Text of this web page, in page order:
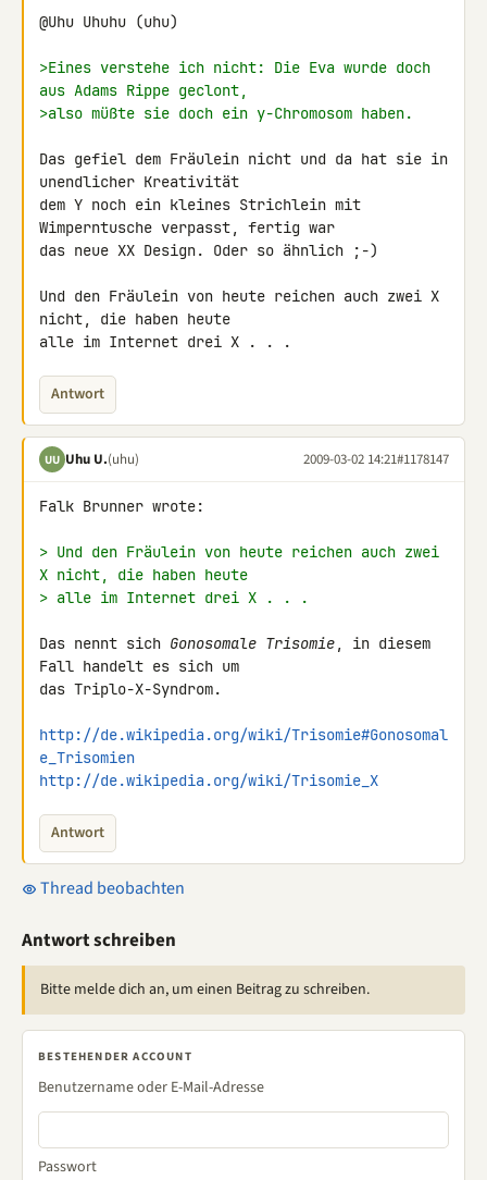
@Uhu Uhuhu (uhu)
>Eines verstehe ich nicht: Die Eva wurde doch
aus Adams Rippe geclont,
>also müßte sie doch ein y-Chromosom haben.
Das gefiel dem Fräulein nicht und da hat sie in
unendlicher Kreativität
dem Y noch ein kleines Strichlein mit
Wimperntusche verpasst, fertig war
das neue XX Design. Oder so ähnlich ;-)
Und den Fräulein von heute reichen auch zwei X
nicht, die haben heute
alle im Internet drei X . . .
Antwort
UU Uhu U.(uhu) 2009-03-02 14:21#1178147
Falk Brunner wrote:
> Und den Fräulein von heute reichen auch zwei
X nicht, die haben heute
> alle im Internet drei X . . .
Das nennt sich Gonosomale Trisomie, in diesem
Fall handelt es sich um
das Triplo-X-Syndrom.
http://de.wikipedia.org/wiki/Trisomie#Gonosomal
e_Trisomien
http://de.wikipedia.org/wiki/Trisomie_X
Antwort
Thread beobachten
Antwort schreiben
Bitte melde dich an, um einen Beitrag zu schreiben.
BESTEHENDER ACCOUNT
Benutzername oder E-Mail-Adresse
Passwort